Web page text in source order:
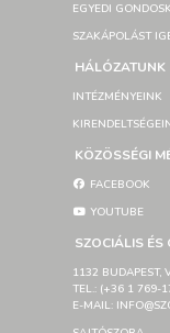
EGYEDI
SZAKÁPOLÁST
HÁLÓZATUNK
INTÉZMÉNYEINK
KÖZÖSSÉGI
FACEBOOK
YOUTUBE
SZOCIÁLIS ÉS
1132 BUDAPEST,
TEL.: (+36 1 769-
E-MAIL: